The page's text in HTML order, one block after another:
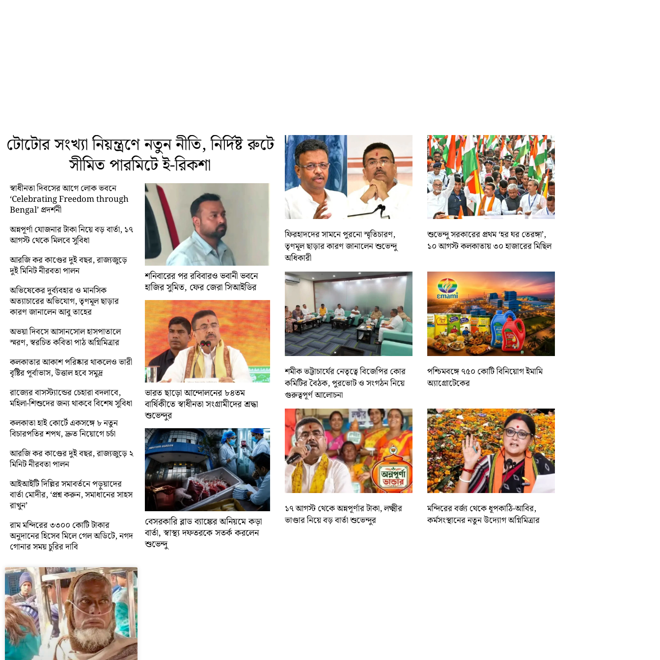
টোটোর সংখ্যা নিয়ন্ত্রণে নতুন নীতি, নির্দিষ্ট রুটে
সীমিত পারমিটে ই-রিকশা
স্বাধীনতা দিবসের আগে লোক ভবনে
‘Celebrating Freedom through
Bengal’ প্রদর্শনী
অন্নপূর্ণা যোজনার টাকা নিয়ে বড় বার্তা, ১৭
আগস্ট থেকে মিলবে সুবিধা
আরজি কর কাণ্ডের দুই বছর, রাজ্যজুড়ে
দুই মিনিট নীরবতা পালন
অভিষেকের দুর্ব্যবহার ও মানসিক
অত্যাচারের অভিযোগ, তৃণমূল ছাড়ার
কারণ জানালেন আবু তাহের
অভয়া দিবসে আসানসোল হাসপাতালে
স্মরণ, স্বরচিত কবিতা পাঠ অগ্নিমিত্রার
কলকাতার আকাশ পরিষ্কার থাকলেও ভারী
বৃষ্টির পূর্বাভাস, উত্তাল হবে সমুদ্র
রাজ্যের বাসস্ট্যান্ডের চেহারা বদলাবে,
মহিলা-শিশুদের জন্য থাকবে বিশেষ সুবিধা
কলকাতা হাই কোর্টে একসঙ্গে ৮ নতুন
বিচারপতির শপথ, দ্রুত নিয়োগে চর্চা
আরজি কর কাণ্ডের দুই বছর, রাজ্যজুড়ে ২
মিনিট নীরবতা পালন
আইআইটি দিল্লির সমাবর্তনে পড়ুয়াদের
বার্তা মোদীর, ‘প্রশ্ন করুন, সমাধানের সাহস
রাখুন’
রাম মন্দিরের ৩৩০০ কোটি টাকার
অনুদানের হিসেব মিলে গেল অডিটে, নগদ
গোনার সময় চুরির দাবি
শনিবারের পর রবিবারও ভবানী ভবনে
হাজির সুমিত, ফের জেরা সিআইডির
ভারত ছাড়ো আন্দোলনের ৮৪তম
বার্ষিকীতে স্বাধীনতা সংগ্রামীদের শ্রদ্ধা
শুভেন্দুর
বেসরকারি ব্লাড ব্যাঙ্কের অনিয়মে কড়া
বার্তা, স্বাস্থ্য দফতরকে সতর্ক করলেন
শুভেন্দু
ফিরহাদদের সামনে পুরনো স্মৃতিচারণ,
তৃণমূল ছাড়ার কারণ জানালেন শুভেন্দু
অধিকারী
শুভেন্দু সরকারের প্রথম ‘হর ঘর তেরঙ্গা’,
১০ আগস্ট কলকাতায় ৩০ হাজারের মিছিল
শমীক ভট্টাচার্যের নেতৃত্বে বিজেপির কোর
কমিটির বৈঠক, পুরভোট ও সংগঠন নিয়ে
গুরুত্বপূর্ণ আলোচনা
পশ্চিমবঙ্গে ৭৫০ কোটি বিনিয়োগ ইমামি
অ্যাগ্রোটেকের
১৭ আগস্ট থেকে অন্নপূর্ণার টাকা, লক্ষ্মীর
ভাণ্ডার নিয়ে বড় বার্তা শুভেন্দুর
মন্দিরের বর্জ্য থেকে ধূপকাঠি-আবির,
কর্মসংস্থানের নতুন উদ্যোগ অগ্নিমিত্রার